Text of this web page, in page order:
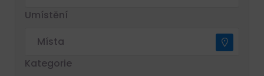
Umístění
Kategorie